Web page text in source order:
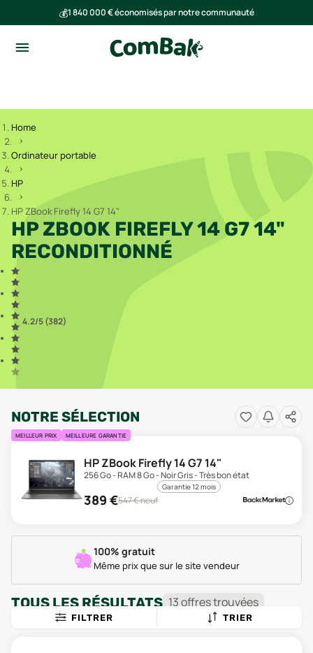
💰1 840 000 € économisés par notre communauté
Home
Ordinateur portable
HP
HP ZBook Firefly 14 G7 14"
HP ZBOOK FIREFLY 14 G7 14"
RECONDITIONNÉ
4.2/5 (382)
NOTRE SÉLECTION
MEILLEUR PRIX MEILLEURE GARANTIE
HP ZBook Firefly 14 G7 14"
256 Go - RAM 8 Go - Noir Gris - Très bon état
Garantie 12 mois
389 €547€ neuf
100% gratuit
Même prix que sur le site vendeur
TOUS LES RÉSULTATS 13offrestrouvées
FILTRER TRIER